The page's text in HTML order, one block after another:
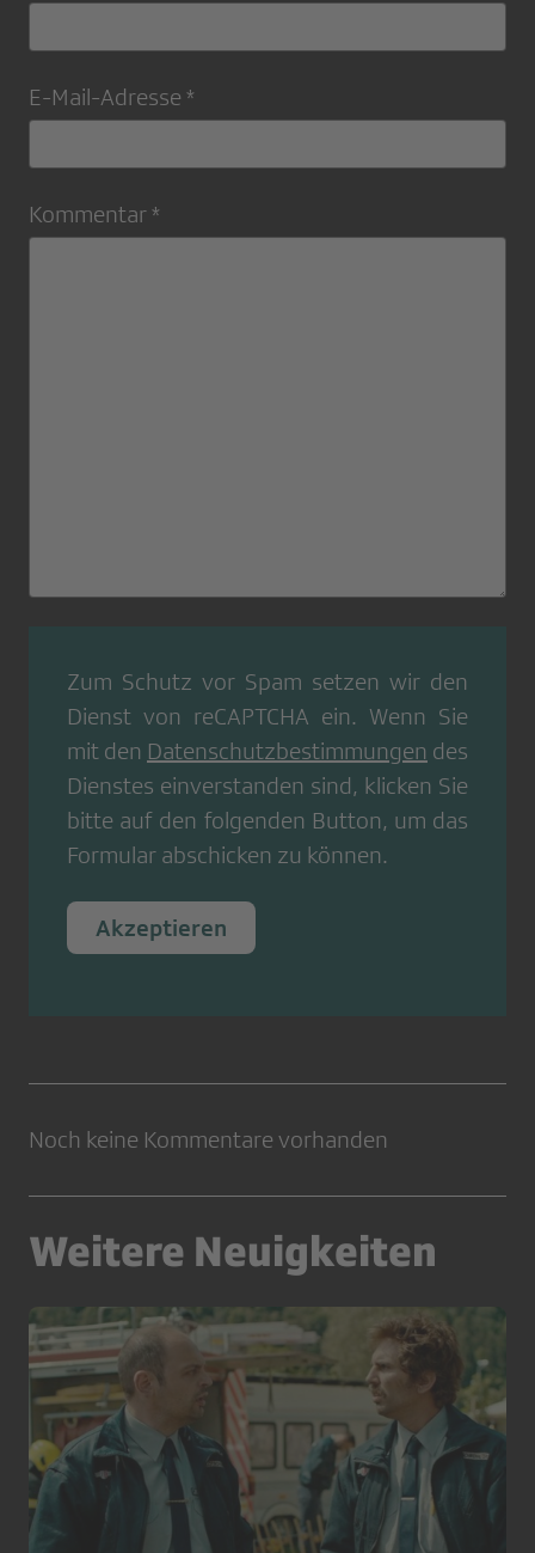
E-Mail-Adresse *
Kommentar *
Zum Schutz vor Spam setzen wir den
Dienst von reCAPTCHA ein. Wenn Sie
mit den Datenschutzbestimmungen des
Dienstes einverstanden sind, klicken Sie
bitte auf den folgenden Button, um das
Formular abschicken zu können.
Akzeptieren
Noch keine Kommentare vorhanden
Weitere Neuigkeiten